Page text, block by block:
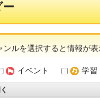
ー
ンルを選択すると情報が
イベント 学習